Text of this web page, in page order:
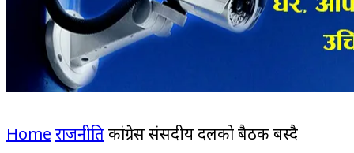
Home राजनीतिकांग्रेस संसदीय दलको बैठक बस्दै